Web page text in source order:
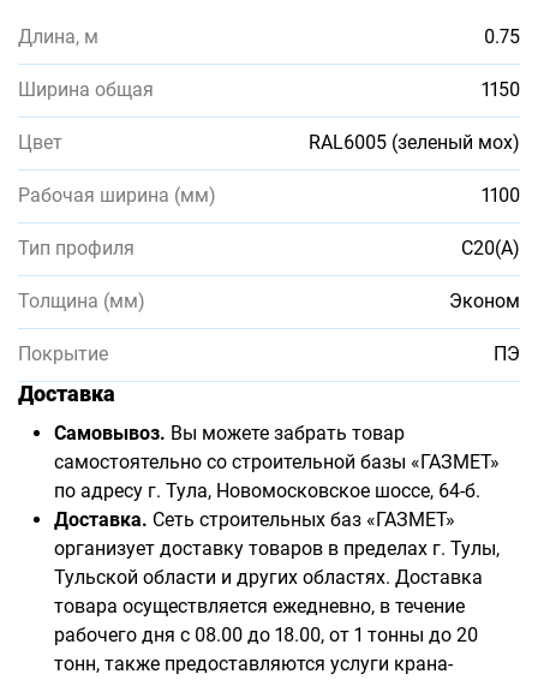
Длина, м 0.75
Ширина общая 1150
Цвет RAL6005 (зеленый мох)
Рабочая ширина (мм) 1100
Тип профиля С20(А)
Толщина (мм) Эконом
Покрытие ПЭ
Доставка
Самовывоз. Вы можете забрать товар
самостоятельно со строительной базы «ГАЗМЕТ»
по адресу г. Тула, Новомосковское шоссе, 64-б.
Доставка. Сеть строительных баз «ГАЗМЕТ»
организует доставку товаров в пределах г. Тулы,
Тульской области и других областях. Доставка
товара осуществляется ежедневно, в течение
рабочего дня с 08.00 до 18.00, от 1 тонны до 20
тонн, также предоставляются услуги крана-